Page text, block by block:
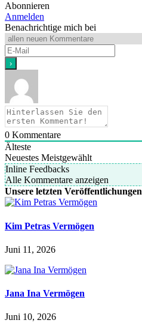
Abonnieren
Anmelden
Benachrichtige mich bei
0 Kommentare
Älteste
Neuestes Meistgewählt
Inline Feedbacks
Alle Kommentare anzeigen
Unsere letzten Veröffentlichungen
Kim Petras Vermögen
Juni 11, 2026
Jana Ina Vermögen
Juni 10, 2026